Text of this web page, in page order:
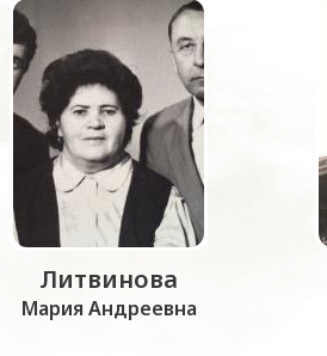
Литвинова
Мария Андреевна